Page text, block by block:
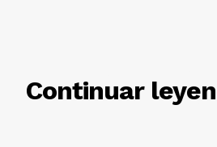
Continuar